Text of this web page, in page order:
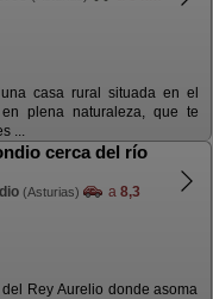
casa rural situada en el
plena naturaleza, que te
...
cerca del río
(Asturias) a 8,3
Rey Aurelio donde asoma